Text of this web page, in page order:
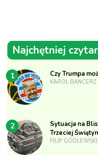
Najchętniej
1 Czy Trumpa
KAROL BANCERZ
2
Sytuacja na
Trzeciej
FILIP GODLEWSKI